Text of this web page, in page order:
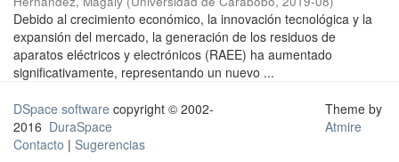
Debido al crecimiento económico, la innovación tecnológica y la
expansión del mercado, la generación de los residuos de
aparatos eléctricos y electrónicos (RAEE) ha aumentado
significativamente, representando un nuevo ...
DSpace software copyright © 2002-
2016 DuraSpace
Contacto | Sugerencias
Theme by
Atmire